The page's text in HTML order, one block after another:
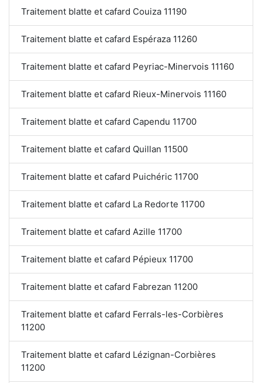
Traitement blatte et cafard Couiza 11190
Traitement blatte et cafard Espéraza 11260
Traitement blatte et cafard Peyriac-Minervois 11160
Traitement blatte et cafard Rieux-Minervois 11160
Traitement blatte et cafard Capendu 11700
Traitement blatte et cafard Quillan 11500
Traitement blatte et cafard Puichéric 11700
Traitement blatte et cafard La Redorte 11700
Traitement blatte et cafard Azille 11700
Traitement blatte et cafard Pépieux 11700
Traitement blatte et cafard Fabrezan 11200
Traitement blatte et cafard Ferrals-les-Corbières
11200
Traitement blatte et cafard Lézignan-Corbières
11200